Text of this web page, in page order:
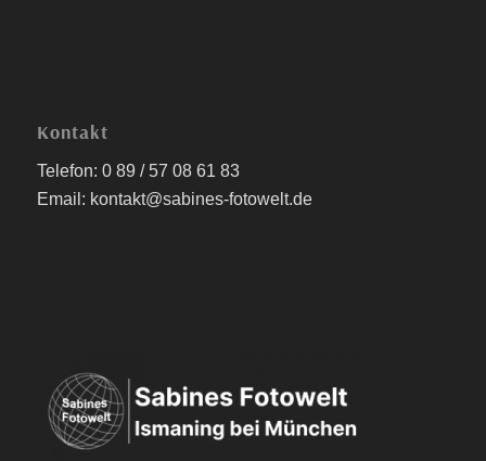
Kontakt
Telefon: 0 89 / 57 08 61 83
Email: kontakt@sabines-fotowelt.de